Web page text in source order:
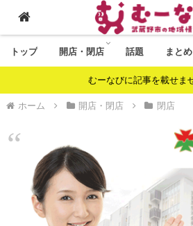
トップ 開店・閉店 話題 まとめ
むーなびに記事を載せま
ホーム 開店・閉店 閉店